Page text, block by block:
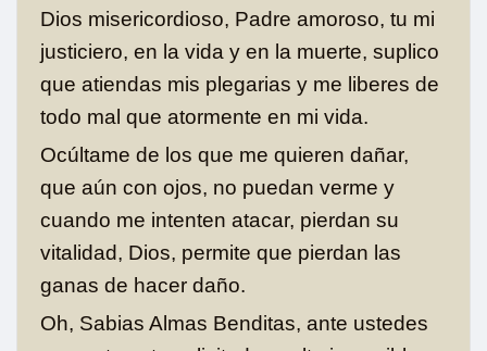
Dios misericordioso, Padre amoroso, tu mi
justiciero, en la vida y en la muerte, suplico
que atiendas mis plegarias y me liberes de
todo mal que atormente en mi vida.
Ocúltame de los que me quieren dañar,
que aún con ojos, no puedan verme y
cuando me intenten atacar, pierdan su
vitalidad, Dios, permite que pierdan las
ganas de hacer daño.
Oh, Sabias Almas Benditas, ante ustedes